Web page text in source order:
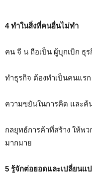
4 ทำในสิ่งที่คนอื่นไม่ทำ
คน จี น ถือเป็น ผู้บุกเบิก ธุ
ทำธุรกิจ ต้องทำเป็นคนแร
ความขยันในการคิด และค้
กลยุทธ์การค้าที่สร้าง ให้พว
มากมาย
5 รู้จักต่อยอดและเปลี่ยนแ